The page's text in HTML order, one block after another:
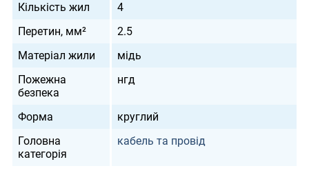
Кількість жил
4
Перетин, мм²
2.5
Матеріал жили
мідь
Пожежна
безпека
нгд
Форма
круглий
Головна
категорія
кабель та провід